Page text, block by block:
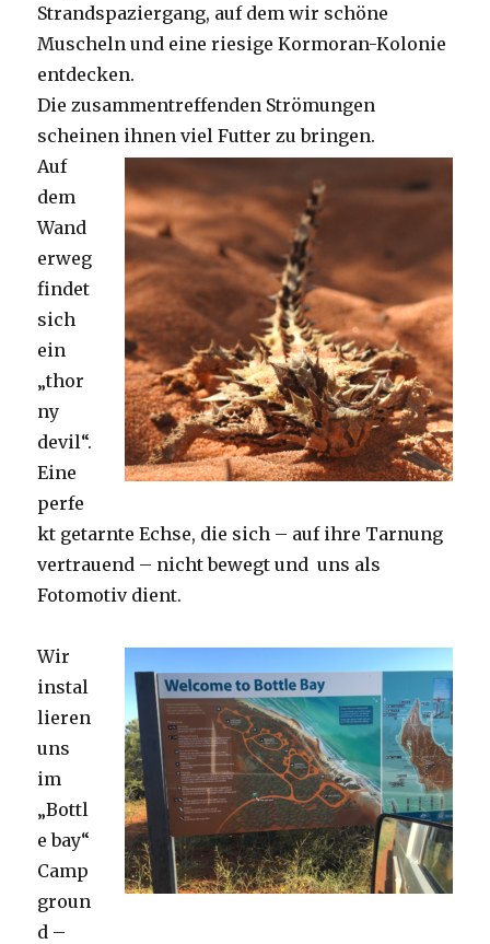
Strandspaziergang, auf dem wir schöne
Muscheln und eine riesige Kormoran-Kolonie
entdecken.
Die zusammentreffenden Strömungen
scheinen ihnen viel Futter zu bringen.
Auf
dem
Wand
erweg
findet
sich
ein
„thor
ny
devil“.
Eine
perfe
kt getarnte Echse, die sich – auf ihre Tarnung
vertrauend – nicht bewegt und uns als
Fotomotiv dient.
Wir
instal
lieren
uns
im
„Bottl
e bay“
Camp
groun
d –